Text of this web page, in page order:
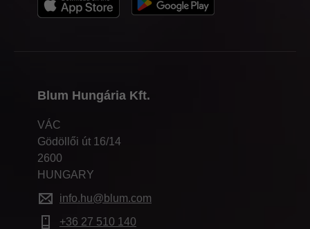
Blum Hungária Kft.
VÁC
Gödöllői út 16/14
2600
HUNGARY
info.hu@blum.com
+36 27 510 140